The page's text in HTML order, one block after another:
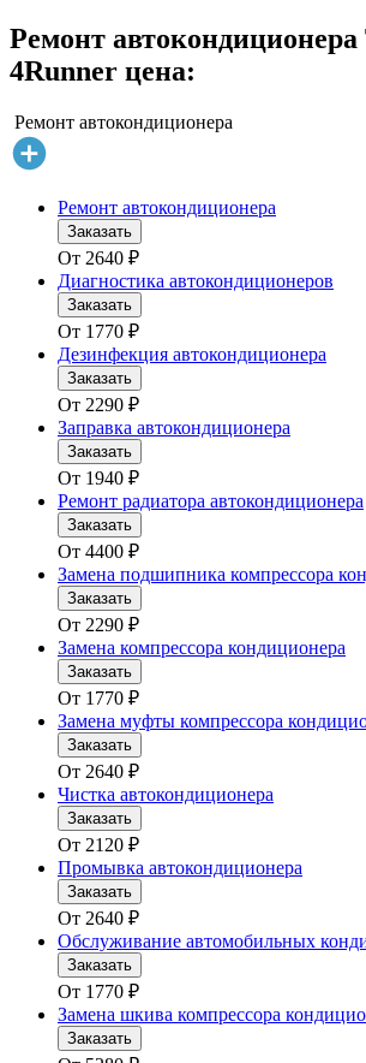
Ремонт автокондиционера
4Runner цена:
Ремонт автокондиционера
Ремонт автокондиционера
Заказать
От 2640 ₽
Диагностика автокондиционеров
Заказать
От 1770 ₽
Дезинфекция автокондиционера
Заказать
От 2290 ₽
Заправка автокондиционера
Заказать
От 1940 ₽
Ремонт радиатора автокондиционера
Заказать
От 4400 ₽
Замена подшипника компрессора
Заказать
От 2290 ₽
Замена компрессора кондиционера
Заказать
От 1770 ₽
Замена муфты компрессора
Заказать
От 2640 ₽
Чистка автокондиционера
Заказать
От 2120 ₽
Промывка автокондиционера
Заказать
От 2640 ₽
Обслуживание автомобильных
Заказать
От 1770 ₽
Замена шкива компрессора
Заказать